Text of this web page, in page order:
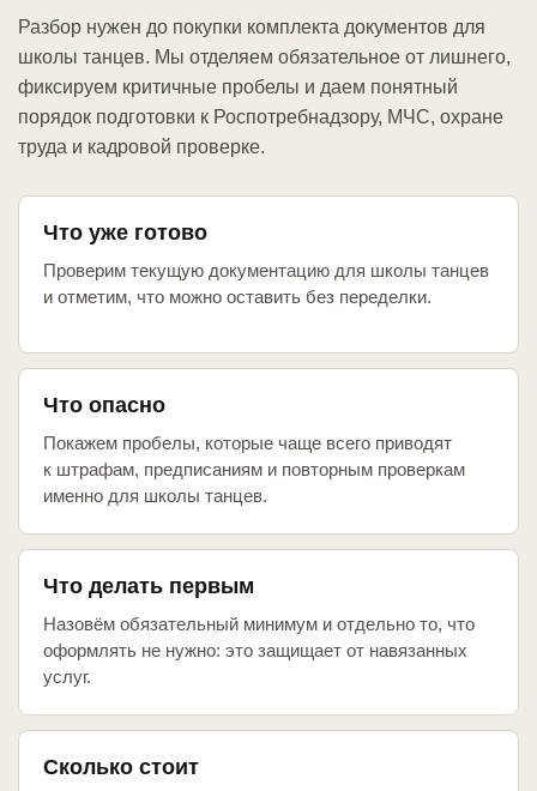
Разбор нужен до покупки комплекта документов для
школы танцев. Мы отделяем обязательное от лишнего,
фиксируем критичные пробелы и даем понятный
порядок подготовки к Роспотребнадзору, МЧС, охране
труда и кадровой проверке.
Что уже готово
Проверим текущую документацию для школы танцев
и отметим, что можно оставить без переделки.
Что опасно
Покажем пробелы, которые чаще всего приводят
к штрафам, предписаниям и повторным проверкам
именно для школы танцев.
Что делать первым
Назовём обязательный минимум и отдельно то, что
оформлять не нужно: это защищает от навязанных
услуг.
Сколько стоит